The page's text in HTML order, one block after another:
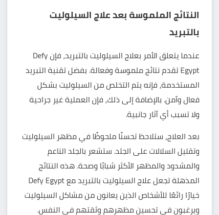
النتائج الملموسة بعد علاج السيلوليت
بالتبريد
عندما يتعلق الأمر بعلاج السيلوليت بالتبريد، فإن Defy
Egypt تقدم نتائج ملموسة وفعالة. بفضل تقنية التبريد
المستخدمة، فإنه يتم التخلص من السيلوليت بشكل
فعال وآمن. بالإضافة إلى ذلك، فإن العملية غير جراحية
ولا تسبب أي آثار جانبية.
بعد العلاج، ستلاحظ تحسنًا ملحوظًا في مظهر السيلوليت
وتقليل السلالات على الجلد. ستشعر بالجلد الناعم
والمشدود والمظهر الأكثر شبابًا وصحة. هذه النتائج
المذهلة تجعل علاج السيلوليت بالتبريد مع Defy Egypt
خيارًا رائعًا للأشخاص الذين يعانون من مشاكل السيلوليت
ويرغبون في تحسين مظهرهم وثقتهم في النفس.